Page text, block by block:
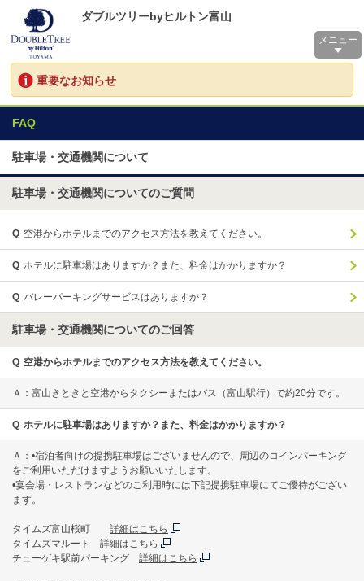
ダブルツリーbyヒルトン富山
メニュー
重要なお知らせ
FAQ
駐車場・交通機関について
駐車場・交通機関についてのご質問
Q 空港からホテルまでのアクセス方法を教えてください。
Q ホテルに駐車場はありますか？また、料金はかかりますか？
Q バレーパーキングサービスはありますか？
駐車場・交通機関についてのご回答
Q 空港からホテルまでのアクセス方法を教えてください。
Ａ：富山きときと空港からタクシーまたはバス（富山駅行）で約20分です。
Q ホテルに駐車場はありますか？また、料金はかかりますか？
Ａ：•宿泊者向けの提携駐車場はございませんので、周辺のコインパーキング
をご利用いただけますようお願いいたします。
•宴会場・レストランなどのご利用時には下記提携駐車場にてご優待がござい
ます。
タイムズ富山桜町 詳細はこちら
タイムズマルート 詳細はこちら
チューゲキ駅前パーキング 詳細はこちら